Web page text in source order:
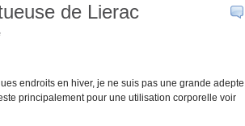
de Lierac
endroits en hiver, je ne suis pas une grande adepte
principalement pour une utilisation corporelle voir